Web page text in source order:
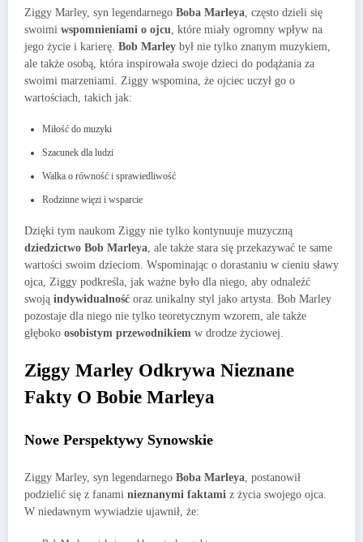
Ziggy Marley, syn legendarnego Boba Marleya, często dzieli się
swoimi wspomnieniami o ojcu, które miały ogromny wpływ na
jego życie i karierę. Bob Marley był nie tylko znanym muzykiem,
ale także osobą, która inspirowała swoje dzieci do podążania za
swoimi marzeniami. Ziggy wspomina, że ojciec uczył go o
wartościach, takich jak:
Miłość do muzyki
Szacunek dla ludzi
Walka o równość i sprawiedliwość
Rodzinne więzi i wsparcie
Dzięki tym naukom Ziggy nie tylko kontynuuje muzyczną
dziedzictwo Bob Marleya, ale także stara się przekazywać te same
wartości swoim dzieciom. Wspominając o dorastaniu w cieniu sławy
ojca, Ziggy podkreśla, jak ważne było dla niego, aby odnaleźć
swoją indywidualność oraz unikalny styl jako artysta. Bob Marley
pozostaje dla niego nie tylko teoretycznym wzorem, ale także
głęboko osobistym przewodnikiem w drodze życiowej.
Ziggy Marley Odkrywa Nieznane
Fakty O Bobie Marleya
Nowe Perspektywy Synowskie
Ziggy Marley, syn legendarnego Boba Marleya, postanowił
podzielić się z fanami nieznanymi faktami z życia swojego ojca.
W niedawnym wywiadzie ujawnił, że: